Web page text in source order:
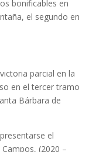
bonificables en
el segundo en
parcial en la
en el tercer tramo
Bárbara de
el
(2020 –